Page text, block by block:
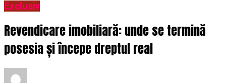
Exclusiv
Revendicare imobiliară: unde se termină
posesia și începe dreptul real